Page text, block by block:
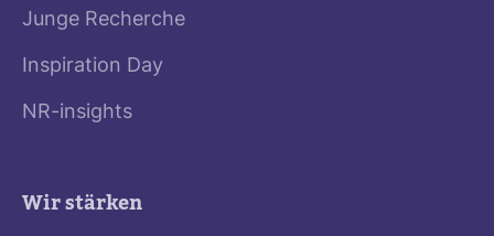
Junge Recherche
Inspiration Day
NR-insights
Wir stärken